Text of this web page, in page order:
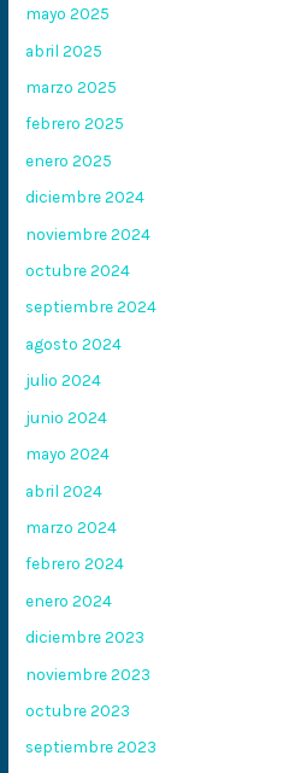
mayo 2025
abril 2025
marzo 2025
febrero 2025
enero 2025
diciembre 2024
noviembre 2024
octubre 2024
septiembre 2024
agosto 2024
julio 2024
junio 2024
mayo 2024
abril 2024
marzo 2024
febrero 2024
enero 2024
diciembre 2023
noviembre 2023
octubre 2023
septiembre 2023